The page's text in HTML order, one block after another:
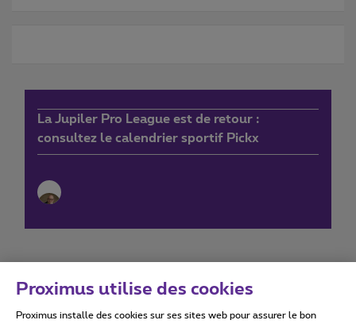
La Jupiler Pro League est de retour :
consultez le calendrier sportif Pickx
Proximus utilise des cookies
Proximus installe des cookies sur ses sites web pour assurer le bon